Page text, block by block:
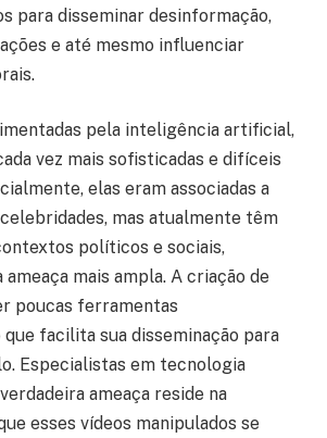
para disseminar desinformação,
e até mesmo influenciar
pela inteligência artificial,
vez mais sofisticadas e difíceis
elas eram associadas a
mas atualmente têm
políticos e sociais,
mais ampla. A criação de
poucas ferramentas
que facilita sua disseminação para
Especialistas em tecnologia
ameaça reside na
esses vídeos manipulados se